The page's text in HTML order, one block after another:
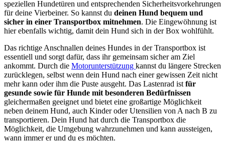
speziellen Hundetüren und entsprechenden Sicherheitsvorkehrungen
für deine Vierbeiner. So kannst du deinen Hund bequem und
sicher in einer Transportbox mitnehmen. Die Eingewöhnung ist
hier ebenfalls wichtig, damit dein Hund sich in der Box wohlfühlt.
Das richtige Anschnallen deines Hundes in der Transportbox ist
essentiell und sorgt dafür, dass ihr gemeinsam sicher am Ziel
ankommt. Durch die Motorunterstützung kannst du längere Strecken
zurücklegen, selbst wenn dein Hund nach einer gewissen Zeit nicht
mehr kann oder ihm die Puste ausgeht. Das Lastenrad ist für
gesunde sowie für Hunde mit besonderen Bedürfnissen
gleichermaßen geeignet und bietet eine großartige Möglichkeit
neben deinem Hund, auch Kinder oder Utensilien von A nach B zu
transportieren. Dein Hund hat durch die Transportbox die
Möglichkeit, die Umgebung wahrzunehmen und kann aussteigen,
wann immer er und du es möchten.